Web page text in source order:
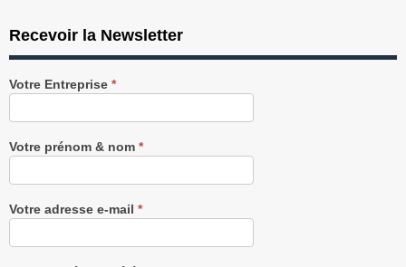
Recevoir la Newsletter
Recevez
notre
gratuitement
Votre Entreprise *
Votre prénom & nom *
Votre adresse e-mail *